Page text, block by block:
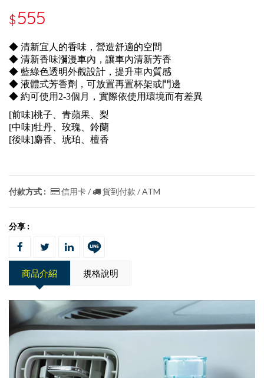
$555
◆ 清新宜人的香味，營造舒適的空間
◆ 清新香味瀰漫車內，讓車內清新芳香
◆ 藍綠色透明外觀設計，提升車內質感
◆ 液體式芳香劑，可放置再置杯架或門邊
◆ 約可使用2-3個月，實際依使用環境而有差異
[前味]桃子、青蘋果、梨
[中味]牡丹、玫瑰、鈴蘭
[後味]麝香、琥珀、檀香
付款方式 : 信用卡 / 貨到付款 / ATM
分享 :
商品介紹 規格說明